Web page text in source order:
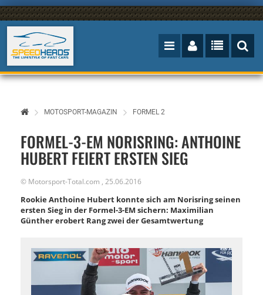
MOTOSPORT-MAGAZIN FORMEL 2
FORMEL-3-EM NORISRING: ANTHOINE
HUBERT FEIERT ERSTEN SIEG
© Motorsport-Total.com , 25.06.2016
Rookie Anthoine Hubert konnte sich am Norisring seinen
ersten Sieg in der Formel-3-EM sichern: Maximilian
Günther erobert Rang zwei der Gesamtwertung